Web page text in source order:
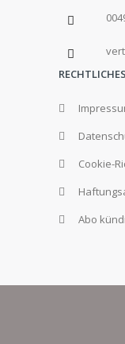
RECHTLICHES
Cookie-
Abo